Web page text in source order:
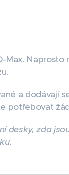
Max.
a dodávají
potřebovat
desky, zda